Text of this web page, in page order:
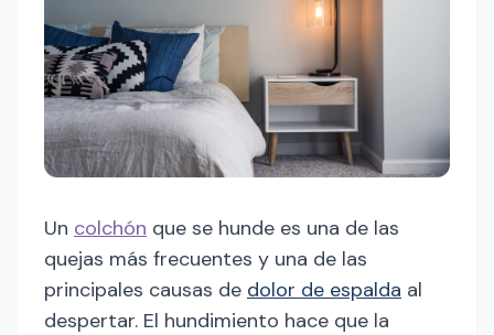
Un colchón que se hunde es una de las
quejas más frecuentes y una de las
principales causas de dolor de espalda al
despertar. El hundimiento hace que la